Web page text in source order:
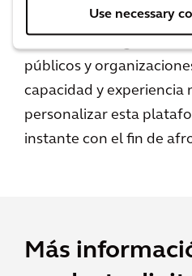
Use necessary
El equipo de Arcadis
públicos y
capacidad y experiencia
personalizar esta
instante con el fin de
Más